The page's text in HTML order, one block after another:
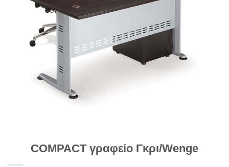
COMPACT γραφείο Γκρι/Wenge